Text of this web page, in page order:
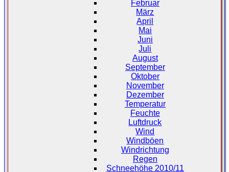
Februar
März
April
Mai
Juni
Juli
August
September
Oktober
November
Dezember
Temperatur
Feuchte
Luftdruck
Wind
Windböen
Windrichtung
Regen
Schneehöhe 2010/11